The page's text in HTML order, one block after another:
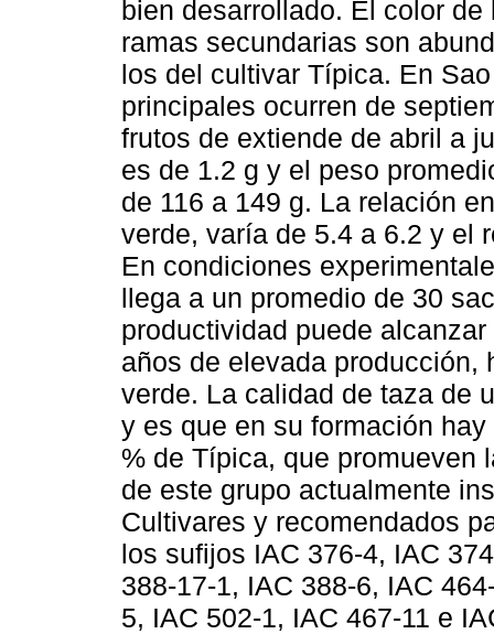
bien desarrollado. El color
ramas secundarias son
los del cultivar Típica. En
principales ocurren de
frutos de extiende de abril a
es de 1.2 g y el peso
de 116 a 149 g. La relación
verde, varía de 5.4 a 6.2 y el
En condiciones
llega a un promedio de 30
productividad puede
años de elevada producción,
verde. La calidad de taza de
y es que en su formación
% de Típica, que promueven
de este grupo actualmente
Cultivares y recomendados
los sufijos IAC 376-4, IAC
388-17-1, IAC 388-6, IAC
5, IAC 502-1, IAC 467-11 e